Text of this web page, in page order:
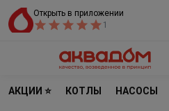
Открыть в приложении
1
АКЦИИ ⭐ КОТЛЫ НАСОСЫ